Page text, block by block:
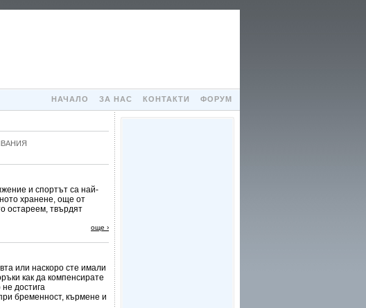
НАЧАЛО ЗА НАС КОНТАКТИ ФОРУМ
и спортът са най-
хранене, още от
остареем, твърдят
още ›
или наскоро сте имали
как да компенсирате
достига
бременност, кърмене и